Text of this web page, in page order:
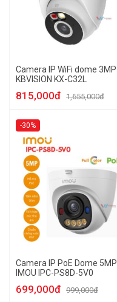
Camera IP WiFi dome 3MP
KBVISION KX-C32L
815,000đ 1,655,000đ
-30%
Camera IP PoE Dome 5MP
IMOU IPC-PS8D-5V0
699,000đ 999,000đ